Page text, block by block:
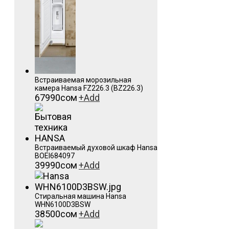
Встраиваемая морозильная
камера Hansa FZ226.3 (BZ226.3)
67990сом+Add
Встраиваемый духовой шкаф Hansa
BOEI684097
39990сом+Add
Стиральная машина Hansa
WHN6100D3BSW
38500сом+Add